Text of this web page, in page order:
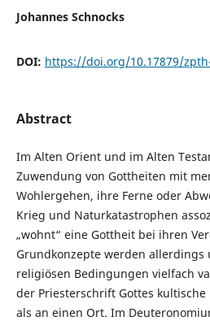
Johannes Schnocks
DOI: https://doi.org/10.17879/
Abstract
Im Alten Orient und im Alten
Zuwendung von Gottheiten mit
Wohlergehen, ihre Ferne oder
Krieg und Naturkatastrophen
„wohnt“ eine Gottheit bei ihren
Grundkonzepte werden allerdings
religiösen Bedingungen vielfach
der Priesterschrift Gottes
als an einen Ort. Im